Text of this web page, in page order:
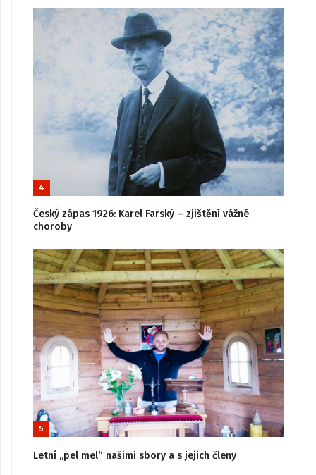
4
Český zápas 1926: Karel Farský – zjištění vážné
choroby
5
Letní „pel mel“ našimi sbory a s jejich členy